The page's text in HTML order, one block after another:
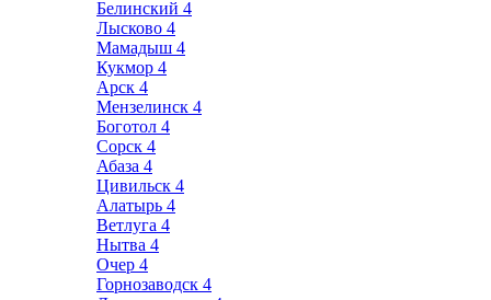
Белинский 4
Лысково 4
Мамадыш 4
Кукмор 4
Арск 4
Мензелинск 4
Боготол 4
Сорск 4
Абаза 4
Цивильск 4
Алатырь 4
Ветлуга 4
Нытва 4
Очер 4
Горнозаводск 4